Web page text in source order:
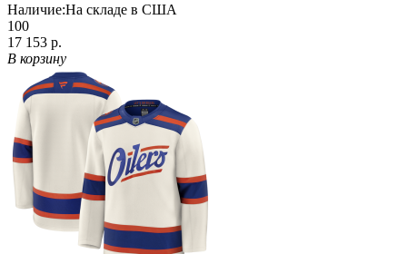
Наличие:На складе в США
100
17 153 р.
В корзину